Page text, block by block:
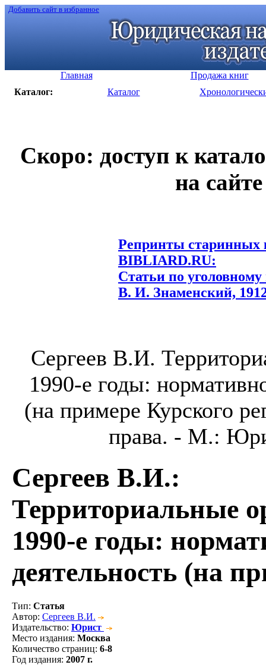
Добавить сайт в избранное
Главная
Продажа книг
Каталог:
Каталог
Скоро: доступ к
на
Репринты старинных
BIBLIARD.RU:
Статьи по
В. И. Знаменский,
Сергеев В.И.
1990-е годы:
(на примере Курского
права. - М.:
Сергеев В.И.:
Территориальные
1990-е годы:
деятельность (на
Тип: Статья
Автор: Сергеев В.И.
Издательство: Юрист
Место издания: Москва
Количество страниц: 6-8
Год издания: 2007 г.